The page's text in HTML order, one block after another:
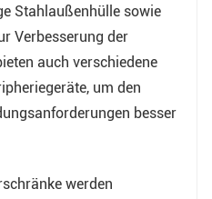
besser ableiten und
Stahlaußenhülle sowie
Verbesserung der
auch verschiedene
um den
besser
werden